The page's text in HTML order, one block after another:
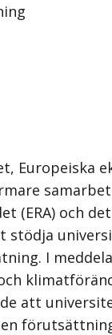
Europeiska
(ERA) och
stödja
I
att